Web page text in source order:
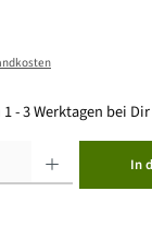
- 3 Werktagen bei Dir
In